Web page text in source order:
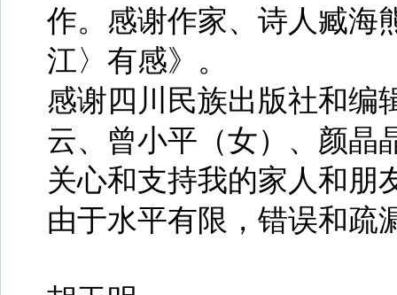
作。感谢作家、诗人臧海
江〉有感》。
感谢四川民族出版社和编
云、曾小平（女）、颜晶
关心和支持我的家人和朋
由于水平有限，错误和疏